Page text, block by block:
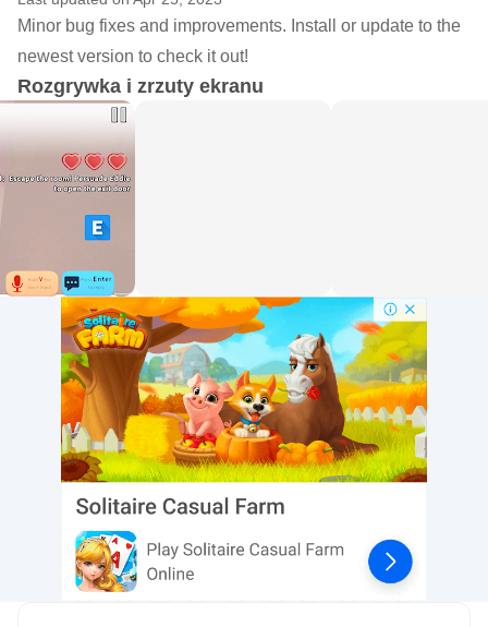
grach bez żadnego ustalonego scenariusza
Negocjuj ze złożoną i nieprzewidywalną kotką Yandere,
której osobowość i nastroje będą się zmieniać z rundy na
rundę
Twoje wybory i rozmowy z kotką Yandere będą miały
znaczący wpływ na wynik gry, więc bądź strategiczny i
myśl na nogach
Minor bug fixes and improvements. Install or update to the
newest version to check it out!
Rozgrywka i zrzuty ekranu